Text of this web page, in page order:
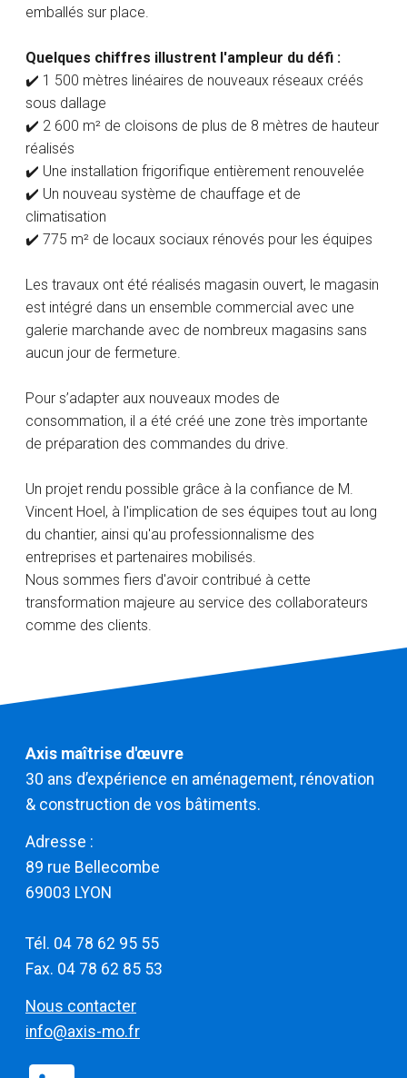
emballés sur place.
Quelques chiffres illustrent l'ampleur du défi :
✔️ 1 500 mètres linéaires de nouveaux réseaux créés
sous dallage
✔️ 2 600 m² de cloisons de plus de 8 mètres de hauteur
réalisés
✔️ Une installation frigorifique entièrement renouvelée
✔️ Un nouveau système de chauffage et de
climatisation
✔️ 775 m² de locaux sociaux rénovés pour les équipes
Les travaux ont été réalisés magasin ouvert, le magasin
est intégré dans un ensemble commercial avec une
galerie marchande avec de nombreux magasins sans
aucun jour de fermeture.
Pour s’adapter aux nouveaux modes de
consommation, il a été créé une zone très importante
de préparation des commandes du drive.
Un projet rendu possible grâce à la confiance de M.
Vincent Hoel, à l'implication de ses équipes tout au long
du chantier, ainsi qu'au professionnalisme des
entreprises et partenaires mobilisés.
Nous sommes fiers d'avoir contribué à cette
transformation majeure au service des collaborateurs
comme des clients.
Axis maîtrise d'œuvre
30 ans d’expérience en aménagement, rénovation
& construction de vos bâtiments.
Adresse :
​​​​​​​89 rue Bellecombe
69003 LYON
Tél. 04 78 62 95 55
Fax. 04 78 62 85 53
Nous contacter
info@axis-mo.fr